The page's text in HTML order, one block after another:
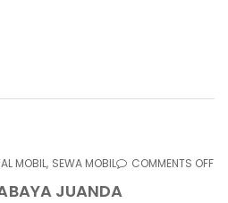
MOBIL, SEWA MOBIL COMMENTS OFFON
JUANDA